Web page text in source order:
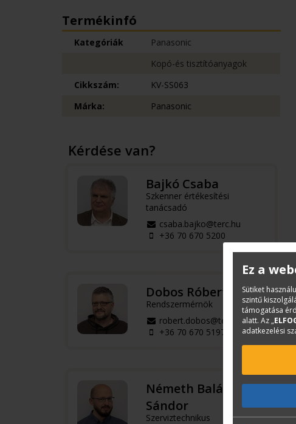
Termékinfó
Kategóriák
Panasonic
Kopó-és tisztítóanyagok
Cikkszám:
KV-SS063
Márka:
Panasonic
Kérdése van?
Bajkó Csaba
Szkenner értékesítési
tanácsadó
csaba.bajko@terc.hu
+36 70 670 5200
Dobos Róbert
Rendszermérnök
robert.dobos@terc.hu
+36 70 670 5197
Németh Balázs
Sándor
Szerviztechnikus
Ez a
Sütiket
szintű
támogatása
alatt. Az „
adatkezelési